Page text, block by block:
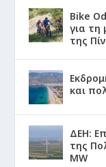
Bike
για τη
της
και
ΔΕΗ:
της
MW